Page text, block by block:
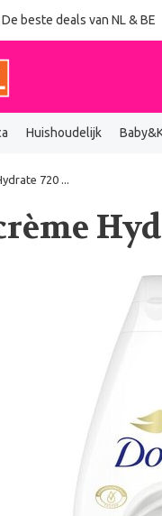
De beste deals van NL & BE
Huishoudelijk
720 ...